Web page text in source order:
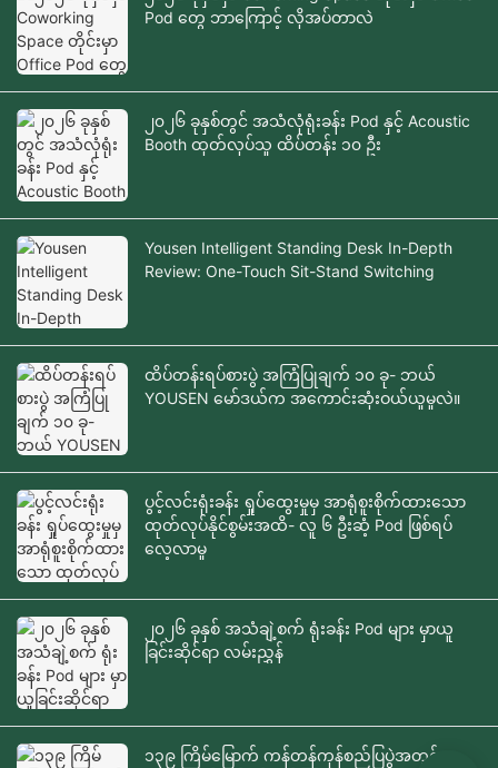
Pod တွေ ဘာကြောင့် လိုအပ်တာလဲ
၂၀၂၆ ခုနှစ်တွင် အသံလုံရုံးခန်း Pod နှင့် Acoustic
Booth ထုတ်လုပ်သူ ထိပ်တန်း ၁၀ ဦး
Yousen Intelligent Standing Desk In-Depth
Review: One-Touch Sit-Stand Switching
ထိပ်တန်းရပ်စားပွဲ အကြံပြုချက် ၁၀ ခု- ဘယ်
YOUSEN မော်ဒယ်က အကောင်းဆုံးဝယ်ယူမှုလဲ။
ပွင့်လင်းရုံးခန်း ရှုပ်ထွေးမှုမှ အာရုံစူးစိုက်ထားသော
ထုတ်လုပ်နိုင်စွမ်းအထိ- လူ ၆ ဦးဆံ့ Pod ဖြစ်ရပ်
လေ့လာမှု
၂၀၂၆ ခုနှစ် အသံချဲ့စက် ရုံးခန်း Pod များ မှာယူ
ခြင်းဆိုင်ရာ လမ်းညွှန်
၁၃၉ ကြိမ်မြောက် ကန်တန်ကုန်စည်ပြပွဲအတွင်း